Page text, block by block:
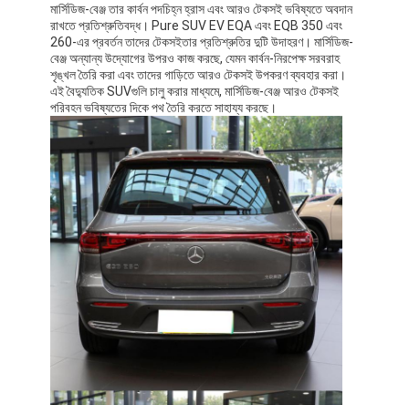
মার্সিডিজ-বেঞ্জ তার কার্বন পদচিহ্ন হ্রাস এবং আরও টেকসই ভবিষ্যতে অবদান
রাখতে প্রতিশ্রুতিবদ্ধ। Pure SUV EV EQA এবং EQB 350 এবং
260-এর প্রবর্তন তাদের টেকসইতার প্রতিশ্রুতির দুটি উদাহরণ। মার্সিডিজ-
বেঞ্জ অন্যান্য উদ্যোগের উপরও কাজ করছে, যেমন কার্বন-নিরপেক্ষ সরবরাহ
শৃঙ্খল তৈরি করা এবং তাদের গাড়িতে আরও টেকসই উপকরণ ব্যবহার করা।
এই বৈদ্যুতিক SUVগুলি চালু করার মাধ্যমে, মার্সিডিজ-বেঞ্জ আরও টেকসই
পরিবহন ভবিষ্যতের দিকে পথ তৈরি করতে সাহায্য করছে।